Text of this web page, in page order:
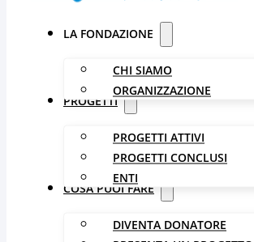
LA FONDAZIONE
CHI SIAMO
ORGANIZZAZIONE
PROGETTI
PROGETTI ATTIVI
PROGETTI CONCLUSI
ENTI
COSA PUOI FARE
DIVENTA DONATORE